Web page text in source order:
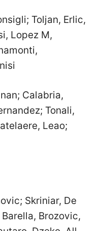
Toljan, Erlic,
Lopez M,
Calabria,
Tonali,
Leao;
Skriniar, De
Brozovic,